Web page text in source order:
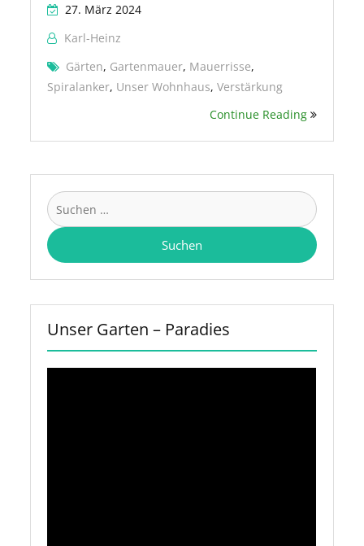
27. März 2024
Karl-Heinz
Gärten, Gartenmauer, Mauerrisse,
Spiralanker, Unser Wohnhaus,Verstärkung
Continue Reading
Suchen
nach:
Unser Garten – Paradies